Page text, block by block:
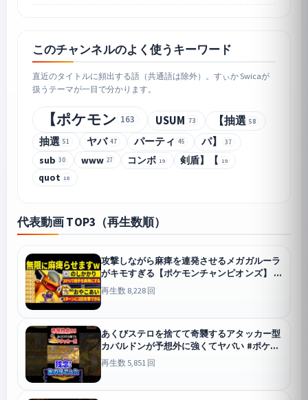
このチャンネルのよく使うキーワード
直近のタイトルに頻出する語（共通語は除外）。すぃか Swicaが
扱うテーマが一目で分かります。
【ポケモン 163 USUM 73 【抽選 58
抽選 51 ヤバ 47 パーティ 45 パ】 37
sub 30 www 27 コンボ 19 剣盾】【 19
quot 18
代表動画 TOP3（再生数順）
攻撃しながら麻痺を連発させるメガガルーラ
がキモすぎる【ポケモンチャンピオンズ】
チャンピオンズ
再生数 8,228 回
あくびステロを捨てて奇襲するアタッカー型
カバルドンが予想外に強くてヤバい #ポケモ
ンチャンピオンズ #ポケモン
再生数 5,851 回